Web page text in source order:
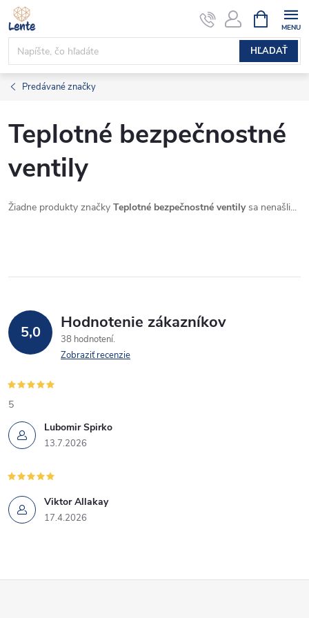
Prejsť
na
obsah
HĽADAŤ
KOŠÍK
Predávané značky
Teplotné bezpečnostné
ventily
Žiadne produkty značky Teplotné bezpečnostné ventilysa nenašli...
5,0 Hodnotenie zákazníkov
38 hodnotení
Zobraziť recenzie
Lubomir Spirko
13.7.2026
5
Viktor Allakay
17.4.2026